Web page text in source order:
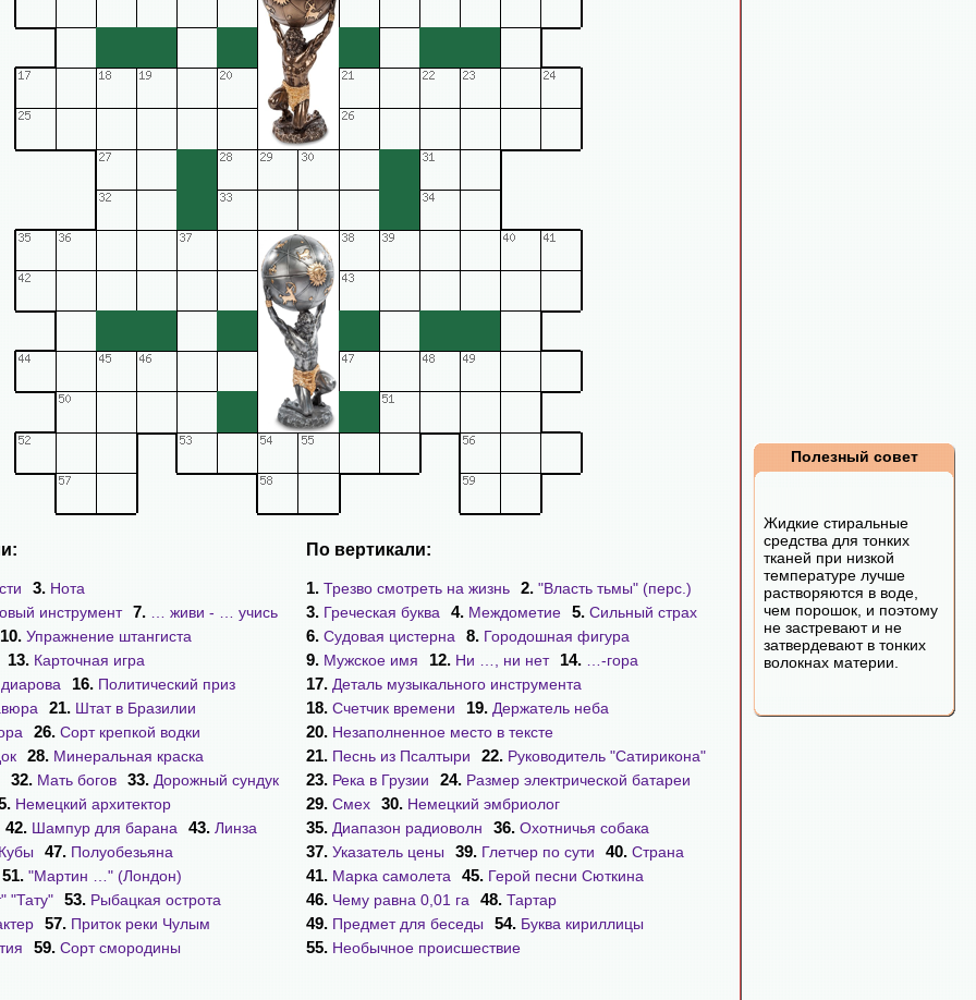
3. Нота
инструмент
7. … живи - … учись
10. Упражнение штангиста
13. Карточная игра
16. Политический приз
21. Штат в Бразилии
26. Сорт крепкой водки
28. Минеральная краска
32. Мать богов 33. Дорожный сундук
Немецкий архитектор
42. Шампур для барана 43. Линза
47. Полуобезьяна
51. "Мартин …" (Лондон)
"Тату"
53. Рыбацкая острота
57. Приток реки Чулым
59. Сорт смородины
По вертикали:
1. Трезво смотреть на жизнь 2. "Власть тьмы" (перс.)
3. Греческая буква 4. Междометие 5. Сильный страх
6. Судовая цистерна 8. Городошная фигура
9. Мужское имя 12. Ни …, ни нет 14. …-гора
17. Деталь музыкального инструмента
18. Счетчик времени 19. Держатель неба
20. Незаполненное место в тексте
21. Песнь из Псалтыри 22. Руководитель "Сатирикона"
23. Река в Грузии 24. Размер электрической батареи
29. Смех 30. Немецкий эмбриолог
35. Диапазон радиоволн 36. Охотничья собака
37. Указатель цены 39. Глетчер по сути 40. Страна
41. Марка самолета 45. Герой песни Сюткина
46. Чему равна 0,01 га 48. Тартар
49. Предмет для беседы 54. Буква кириллицы
55. Необычное происшествие
Полезный совет
Жидкие стиральные
средства для тонких
тканей при низкой
температуре лучше
растворяются в воде,
чем порошок, и поэтому
не застревают и не
затвердевают в тонких
волокнах материи.